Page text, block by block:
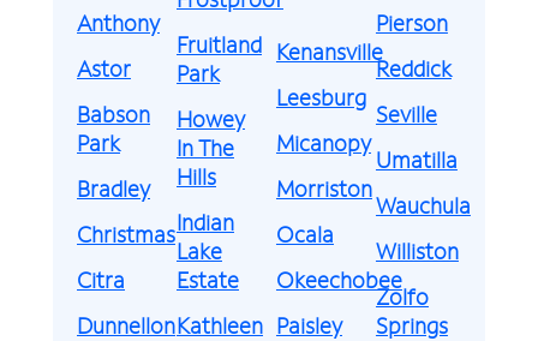
Anthony
Astor
Babson
Park
Bradley
Christmas
Citra
Dunnellon
Fruitland
Park
Howey
In The
Hills
Indian
Lake
Estate
Kathleen
Kenansville
Leesburg
Micanopy
Morriston
Ocala
Okeechobee
Paisley
Pierson
Reddick
Seville
Umatilla
Wauchula
Williston
Zolfo
Springs